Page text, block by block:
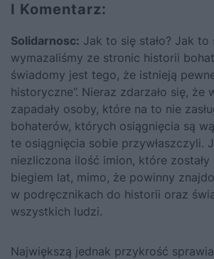
I Komentarz:
Solidarnosc: Jak to się stało? Jak to
wymazaliśmy ze stronic historii
świadomy jest tego, że istnieją pewne
historyczne”. Nieraz zdarzało się, że
zapadały osoby, które na to nie
bohaterów, których osiągnięcia są
te osiągnięcia sobie przywłaszczyli.
niezliczona ilość imion, które zostały
biegiem lat, mimo, że powinny
w podręcznikach do historii oraz
wszystkich ludzi.
Największą jednak przykrość